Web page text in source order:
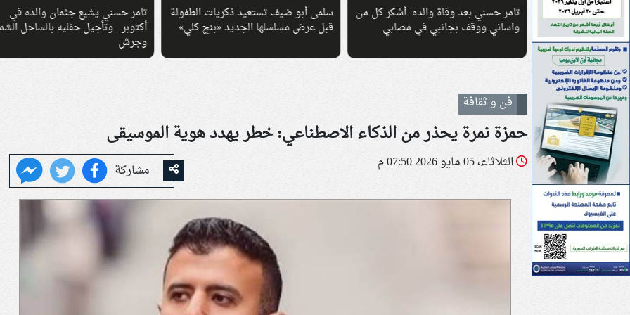
والده: أشكر كل من
في مصابي
سلمى أبو ضيف تستعيد ذكريات الطفولة
قبل عرض مسلسلها الجديد «بنج كلي»
تامر حسني يشيع جثمان والده في
أكتوبر.. وتأجيل حفليه بالساحل الشمالي
راغب علامة يطرح أغنيته الجديدة
كدة» بإيقاع صيفي وأجواء عصرية
فن و ثقافة
حمزة نمرة يحذر من الذكاء الاصطناعي: خطر يهدد هوية الموسيقى
الثلاثاء، 05 مايو 2026 07:50 م مشاركة